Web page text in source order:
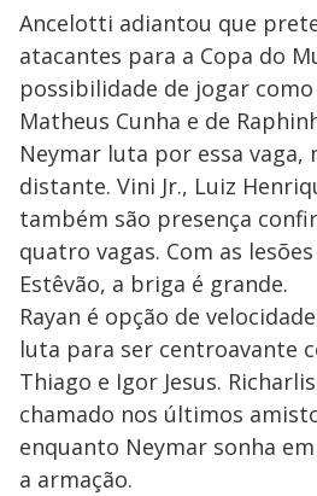
Ancelotti adiantou que
atacantes para a Copa do
possibilidade de jogar
Matheus Cunha e de
Neymar luta por essa vaga,
distante. Vini Jr., Luiz
também são presença
quatro vagas. Com as
Estêvão, a briga é grande.
Rayan é opção de
luta para ser centroavante
Thiago e Igor Jesus.
chamado nos últimos
enquanto Neymar sonha
a armação.